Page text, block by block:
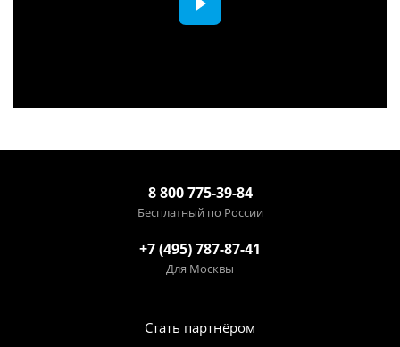
8 800 775-39-84
Бесплатный по России
+7 (495) 787-87-41
Для Москвы
Стать партнёром